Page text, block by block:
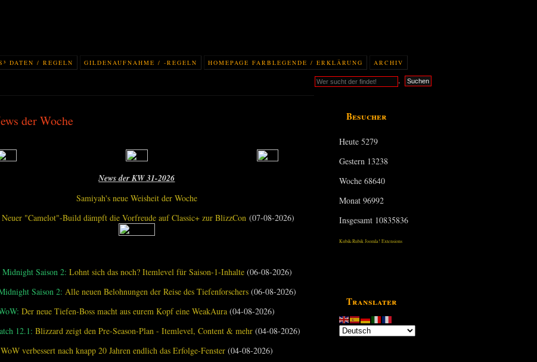
DATEN / REGELN GILDENAUFNAHME / -REGELN HOMEPAGE FARBLEGENDE / ERKLÄRUNG ARCHIV
. Suchen
Besucher
Heute5279
Gestern 13238
Woche68640
Monat96992
Insgesamt 10835836
Kubik-Rubik Joomla! Extensions
Translater
der Woche
News der KW 31-2026
Samiyah's neue Weisheit der Woche
Neuer "Camelot"-Build dämpft die Vorfreude auf Classic+ zur BlizzCon (07-08-2026)
Midnight Saison 2: Lohnt sich das noch? Itemlevel für Saison-1-Inhalte (06-08-2026)
Saison 2: Alle neuen Belohnungen der Reise des Tiefenforschers (06-08-2026)
Der neue Tiefen-Boss macht aus eurem Kopf eine WeakAura (04-08-2026)
12.1: Blizzard zeigt den Pre-Season-Plan - Itemlevel, Content & mehr(04-08-2026)
WoW verbessert nach knapp 20 Jahren endlich das Erfolge-Fenster(04-08-2026)